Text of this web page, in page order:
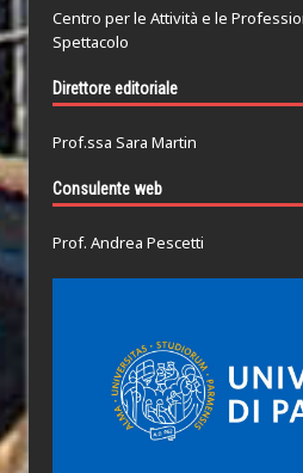
Centro per le Attività e le
Spettacolo
Direttore editoriale
Prof.ssa Sara Martin
Consulente web
Prof. Andrea Pescetti